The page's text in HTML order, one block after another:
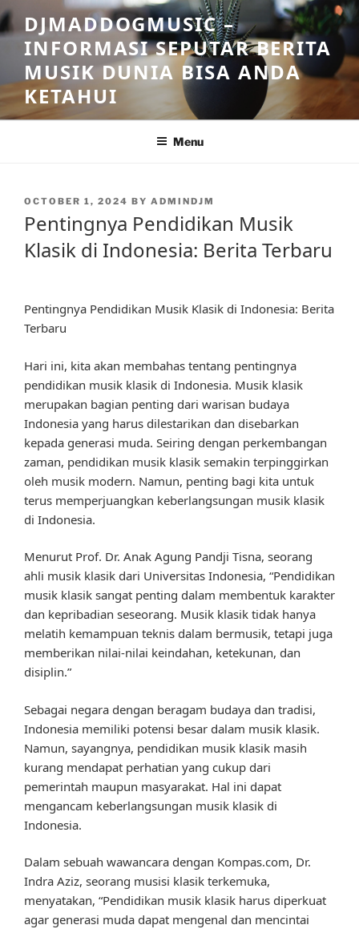
Skip
to
content
DJMADDOGMUSIC –
INFORMASI SEPUTAR BERITA
MUSIK DUNIA BISA ANDA
KETAHUI
Menu
POSTED
OCTOBER 1, 2024 BY ADMINDJM
Pentingnya Pendidikan Musik
Klasik di Indonesia: Berita Terbaru
Pentingnya Pendidikan Musik Klasik di Indonesia: Berita
Terbaru
Hari ini, kita akan membahas tentang pentingnya
pendidikan musik klasik di Indonesia. Musik klasik
merupakan bagian penting dari warisan budaya
Indonesia yang harus dilestarikan dan disebarkan
kepada generasi muda. Seiring dengan perkembangan
zaman, pendidikan musik klasik semakin terpinggirkan
oleh musik modern. Namun, penting bagi kita untuk
terus memperjuangkan keberlangsungan musik klasik
di Indonesia.
Menurut Prof. Dr. Anak Agung Pandji Tisna, seorang
ahli musik klasik dari Universitas Indonesia, “Pendidikan
musik klasik sangat penting dalam membentuk karakter
dan kepribadian seseorang. Musik klasik tidak hanya
melatih kemampuan teknis dalam bermusik, tetapi juga
memberikan nilai-nilai keindahan, ketekunan, dan
disiplin.”
Sebagai negara dengan beragam budaya dan tradisi,
Indonesia memiliki potensi besar dalam musik klasik.
Namun, sayangnya, pendidikan musik klasik masih
kurang mendapat perhatian yang cukup dari
pemerintah maupun masyarakat. Hal ini dapat
mengancam keberlangsungan musik klasik di
Indonesia.
Dalam sebuah wawancara dengan Kompas.com, Dr.
Indra Aziz, seorang musisi klasik terkemuka,
menyatakan, “Pendidikan musik klasik harus diperkuat
agar generasi muda dapat mengenal dan mencintai